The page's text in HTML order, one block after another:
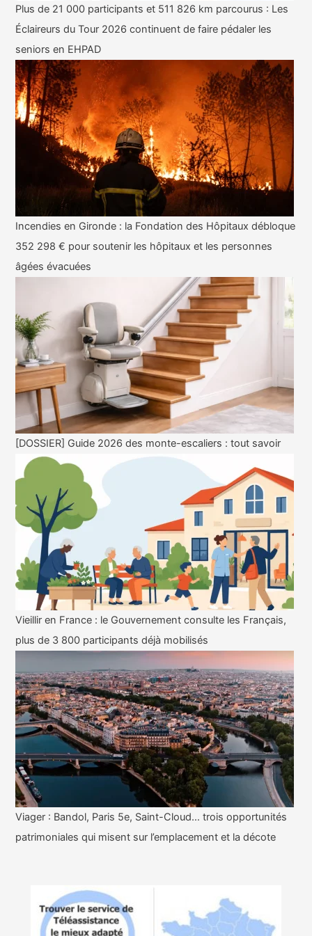
Plus de 21 000 participants et 511 826 km parcourus : Les
Éclaireurs du Tour 2026 continuent de faire pédaler les
seniors en EHPAD
Incendies en Gironde : la Fondation des Hôpitaux débloque
352 298 € pour soutenir les hôpitaux et les personnes
âgées évacuées
[DOSSIER] Guide 2026 des monte-escaliers : tout savoir
Vieillir en France : le Gouvernement consulte les Français,
plus de 3 800 participants déjà mobilisés
Viager : Bandol, Paris 5e, Saint-Cloud… trois opportunités
patrimoniales qui misent sur l’emplacement et la décote